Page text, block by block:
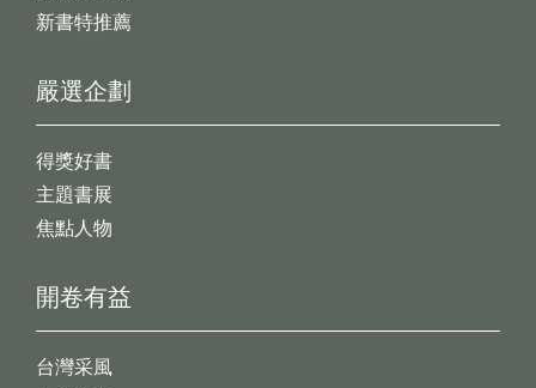
新書特推薦
開卷有益
台灣采風
嚴選企劃
得獎好書
主題書展
焦點人物